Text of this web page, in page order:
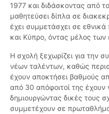
1977 και διδάσκοντας από
μαθητεύσει δίπλα σε
έχει συμμετάσχει σε
και Κύπρο, όντας μέλος
Η σχολή ξεχωρίζει για την
νέων ταλέντων, καθώς
έχουν αποκτήσει βαθμούς
από 30 απόφοιτοί της έχουν
δημιουργώντας δικές τους
συμμετέχουν σε